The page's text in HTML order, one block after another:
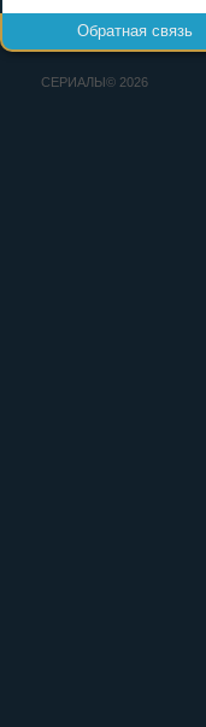
Обратная связь
СЕРИАЛЫ© 2026